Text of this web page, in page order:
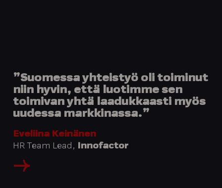
”Suomessa yhteistyö oli toiminut
niin hyvin, että luotimme sen
toimivan yhtä laadukkaasti myös
uudessa markkinassa.”
Eveliina Keinänen
HR Team Lead, Innofactor